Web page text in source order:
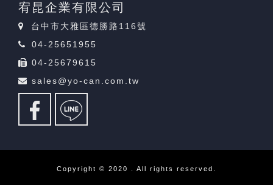
宥昆企業有限公司
台中市大雅區德勝路116號
04-25651955
04-25679615
sales@yo-can.com.tw
Copyright © 2020 . All rights reserved.